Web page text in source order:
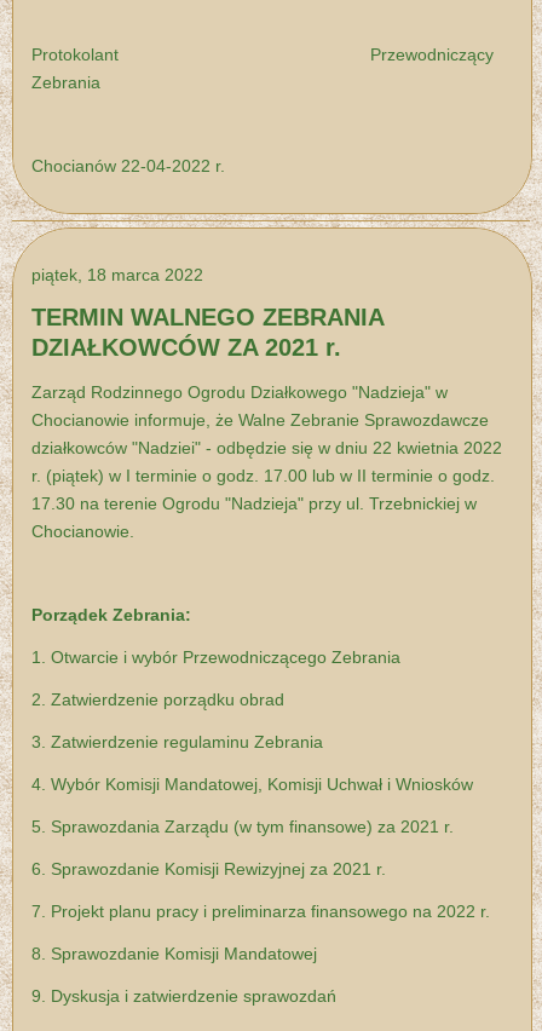
Protokolant Przewodniczący
Zebrania
Chocianów 22-04-2022 r.
piątek, 18 marca 2022
TERMIN WALNEGO ZEBRANIA
DZIAŁKOWCÓW ZA 2021 r.
Zarząd Rodzinnego Ogrodu Działkowego "Nadzieja" w
Chocianowie informuje, że Walne Zebranie Sprawozdawcze
działkowców "Nadziei" - odbędzie się w dniu 22 kwietnia 2022
r. (piątek) w I terminie o godz. 17.00 lub w II terminie o godz.
17.30 na terenie Ogrodu "Nadzieja" przy ul. Trzebnickiej w
Chocianowie.
Porządek Zebrania:
1. Otwarcie i wybór Przewodniczącego Zebrania
2. Zatwierdzenie porządku obrad
3. Zatwierdzenie regulaminu Zebrania
4. Wybór Komisji Mandatowej, Komisji Uchwał i Wniosków
5. Sprawozdania Zarządu (w tym finansowe) za 2021 r.
6. Sprawozdanie Komisji Rewizyjnej za 2021 r.
7. Projekt planu pracy i preliminarza finansowego na 2022 r.
8. Sprawozdanie Komisji Mandatowej
9. Dyskusja i zatwierdzenie sprawozdań